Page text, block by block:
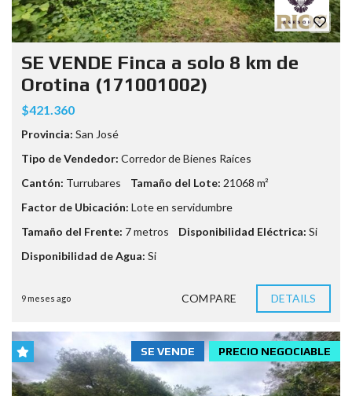
SE VENDE Finca a solo 8 km de
Orotina (171001002)
$421.360
Provincia: San José
Tipo de Vendedor: Corredor de Bienes Raíces
Cantón: Turrubares Tamaño del Lote: 21068 m²
Factor de Ubicación: Lote en servidumbre
Tamaño del Frente: 7 metros Disponibilidad Eléctrica: Si
Disponibilidad de Agua: Si
9 meses ago COMPARE DETAILS
PRECIO NEGOCIABLE
SE VENDE